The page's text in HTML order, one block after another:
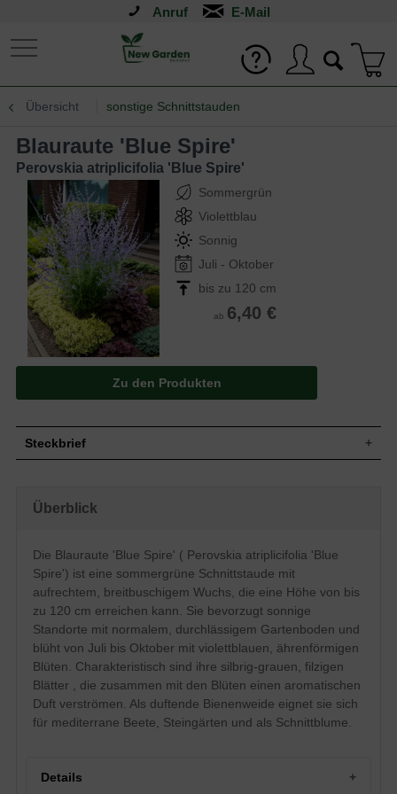
Anruf
Übersicht sonstige Schnittstauden
Blauraute 'Blue Spire'
Perovskia atriplicifolia 'Blue Spire'
Sommergrün
Violettblau
Sonnig
Juli - Oktober
bis zu 120 cm
ab 6,40 €
Zu den Produkten
Steckbrief
Wuchshöhe
Blatt
eingeschnitten, filzig, gegenständig,
sibergrau
Frucht
Blüte
Violettblau, ährenförmig, einfach, klein,
zierend, reichblühend
Blütezeit
Juli bis Oktober
Boden
Normaler, frischer Gartenboden
Standort
Sonnig
Pflanzen pro
m²
3
Garten als duftende Bienenweide und das
Überblick
Die Blauraute 'Blue Spire' ( Perovskia atriplicifolia 'Blue
Spire') ist eine sommergrüne Schnittstaude mit
aufrechtem, breitbuschigem Wuchs, die eine Höhe von bis
zu 120 cm erreichen kann. Sie bevorzugt sonnige
Standorte mit normalem, durchlässigem Gartenboden und
blüht von Juli bis Oktober mit violettblauen, ährenförmigen
Blüten. Charakteristisch sind ihre silbrig-grauen, filzigen
Blätter , die zusammen mit den Blüten einen aromatischen
Duft verströmen. Als duftende Bienenweide eignet sie sich
für mediterrane Beete, Steingärten und als Schnittblume.
Details